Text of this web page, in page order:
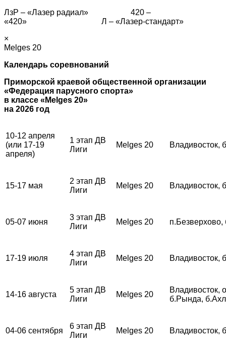
ЛзР – «Лазер радиал» 420 –
«420» Л – «Лазер-стандарт»
×
Melges 20
Календарь соревнований
Приморской краевой общественной организации
«Федерация парусного спорта»
в классе «Melges 20»
на 2026 год
10-12 апреля
(или 17-19
апреля)
1 этап ДВ
Лиги
Melges 20 Владивосток,
15-17 мая
2 этап ДВ
Лиги
Melges 20 Владивосток,
05-07 июня
3 этап ДВ
Лиги
Melges 20
17-19 июля
4 этап ДВ
Лиги
Melges 20 Владивосток,
14-16 августа
5 этап ДВ
Лиги
Melges 20
Владивосток,
б.Рында,
04-06 сентября
6 этап ДВ
Лиги
Melges 20 Владивосток,